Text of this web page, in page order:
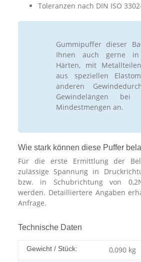
Toleranzen nach DIN ISO
Gummipuffer dieser
Ihnen auch gerne in
Härten, mit
aus speziellen
anderen
Gewindelängen
Mindestmengen an.
Wie stark können diese Puffer
Für die erste Ermittlung der
zulässige Spannung in
bzw. in Schubrichtung von
werden. Detailliertere Angaben
Anfrage.
Technische Daten
Gewicht / Stück: 0,090 kg